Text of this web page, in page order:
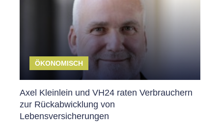
ÖKONOMISCH
Axel Kleinlein und VH24 raten Verbrauchern
zur Rückabwicklung von
Lebensversicherungen